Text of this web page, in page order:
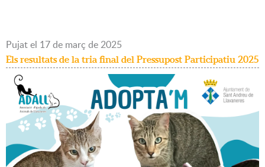
Pujatel 17de març de 2025
Els resultats de la tria final del Pressupost Participatiu 2025